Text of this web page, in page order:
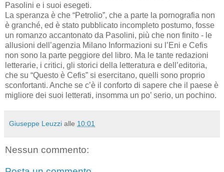
Pasolini e i suoi esegeti.
La speranza è che “Petrolio”, che a parte la pornografia non
è granché, ed è stato pubblicato incompleto postumo, fosse
un romanzo accantonato da Pasolini, più che non finito - le
allusioni dell’agenzia Milano Informazioni su l’Eni e Cefis
non sono la parte peggiore del libro. Ma le tante redazioni
letterarie, i critici, gli storici della letteratura e dell’editoria,
che su “Questo è Cefis” si esercitano, quelli sono proprio
sconfortanti. Anche se c’è il conforto di sapere che il paese è
migliore dei suoi letterati, insomma un po’ serio, un pochino.
Giuseppe Leuzzi alle 10:01
Nessun commento: